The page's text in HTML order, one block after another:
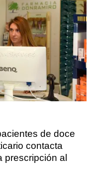
de doce
contacta
prescripción al